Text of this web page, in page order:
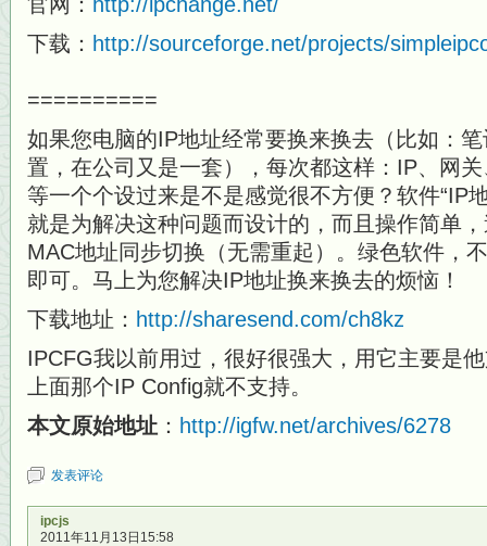
下载： http://sourceforge.net/projects/
==========
如果您电脑的IP地址经常要换来换去（比如：
置，在公司又是一套），每次都这样：IP、网
等一个个设过来是不是感觉很不方便？软件“IP
就是为解决这种问题而设计的，而且操作简单
MAC地址同步切换（无需重起）。绿色软件，
即可。马上为您解决IP地址换来换去的烦恼！
下载地址： http://sharesend.com/ch8kz
IPCFG我以前用过，很好很强大，用它主要是
上面那个IP Config就不支持。
本文原始地址 ： http://igfw.net/archives/6278
发表评论
ipcjs
2011年11月13日15:58